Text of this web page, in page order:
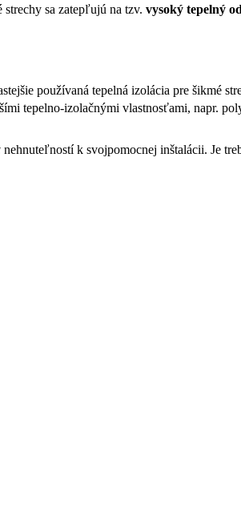
sa zatepľujú na tzv. vysoký tepelný
používaná tepelná izolácia pre šikmé
tepelno-izolačnými vlastnosťami, napr.
k svojpomocnej inštalácii. Je